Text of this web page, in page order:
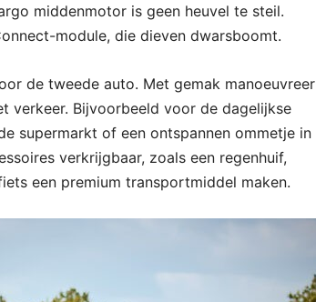
middenmotor is geen heuvel te steil.
module, die dieven dwarsboomt.
de tweede auto. Met gemak manoeuvreer
verkeer. Bijvoorbeeld voor de dagelijkse
supermarkt of een ontspannen ommetje in
verkrijgbaar, zoals een regenhuif,
een premium transportmiddel maken.